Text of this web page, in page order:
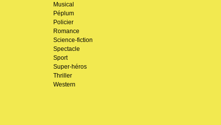
Musical
Péplum
Policier
Romance
Science-fiction
Spectacle
Sport
Super-héros
Thriller
Western